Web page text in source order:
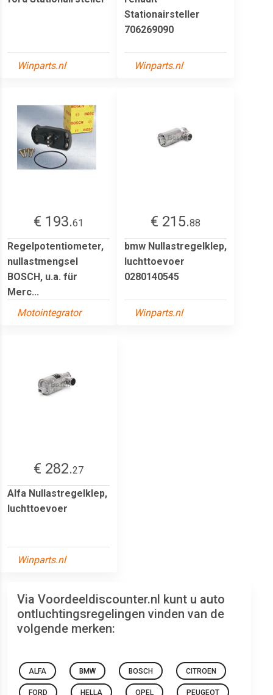
Winparts.nl
Stationairsteller
706269090
Winparts.nl
€ 193.61
Regelpotentiometer,
nullastmengsel
BOSCH, u.a. für
Merc...
Motointegrator
€ 215.88
bmw Nullastregelklep,
luchttoevoer
0280140545
Winparts.nl
€ 282.27
Alfa Nullastregelklep,
luchttoevoer
Winparts.nl
Via Voordeeldiscounter.nl kunt u auto
ontluchtingsregelingen vinden van de
volgende merken:
ALFA BMW BOSCH CITROEN
FORD HELLA OPEL PEUGEOT